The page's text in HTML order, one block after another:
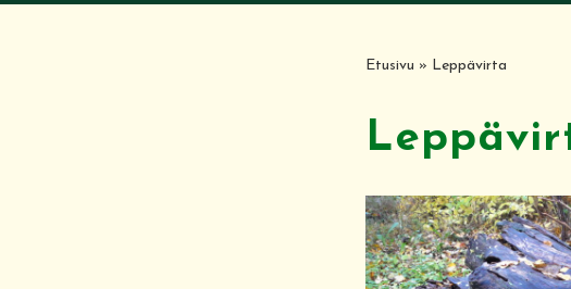
Etusivu » Leppävirta